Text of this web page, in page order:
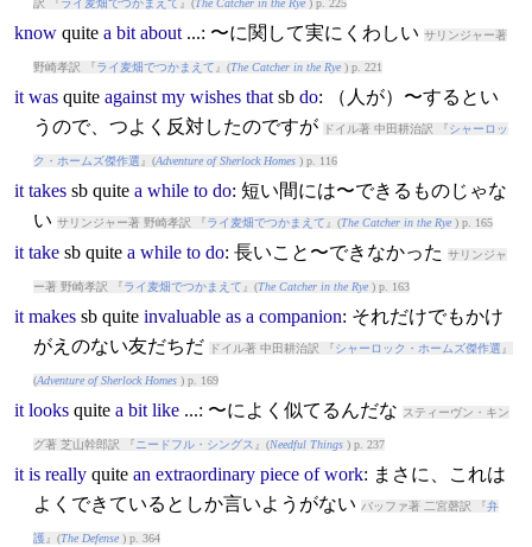
訳 『 ライ麦畑でつかまえて 』(The Catcher in the Rye) p. 225
know quite a bit about...: 〜に関して実にくわしい サリンジャー著
野崎孝訳 『 ライ麦畑でつかまえて 』(The Catcher in the Rye) p. 221
it was quite against my wishes thatsb do: （人が）〜するとい
うので、つよく反対したのですが
ドイル著 中田耕治訳 『 シャーロッ
ク・ホームズ傑作選 』(Adventure of Sherlock Homes) p. 116
it takessb quite a while to do: 短い間には〜できるものじゃな
い サリンジャー著 野崎孝訳 『 ライ麦畑でつかまえて 』(The Catcher in the Rye) p. 165
it takesb quite a while to do: 長いこと〜できなかった サリンジャ
ー著 野崎孝訳 『 ライ麦畑でつかまえて 』(The Catcher in the Rye) p. 163
it makessb quite invaluable as a companion: それだけでもかけ
がえのない友だちだ
ドイル著 中田耕治訳 『 シャーロック・ホームズ傑作選 』
(Adventure of Sherlock Homes) p. 169
it looks quite a bit like...: 〜によく似てるんだな スティーヴン・キン
グ著 芝山幹郎訳 『 ニードフル・シングス 』(Needful Things) p. 237
it is really quite an extraordinary piece of work: まさに、これは
よくできているとしか言いようがない バッファ著 二宮磬訳 『弁
護 』(The Defense) p. 364